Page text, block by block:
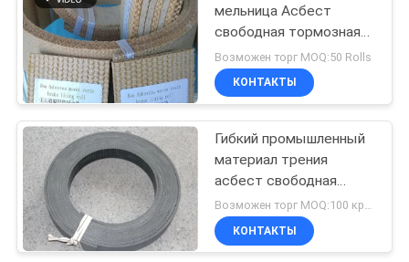
Набивка кольца
уплотнения
10
мельница Асбест
свободная тормозная
подкладка для
строительных машин
Возможен торг MOQ:50 Rolls
КОНТАКТЫ
Гибкий промышленный
материал трения
асбест свободная
тормозная оболочка
ролл формовки
Возможен торг MOQ:100 кренов
КОНТАКТЫ